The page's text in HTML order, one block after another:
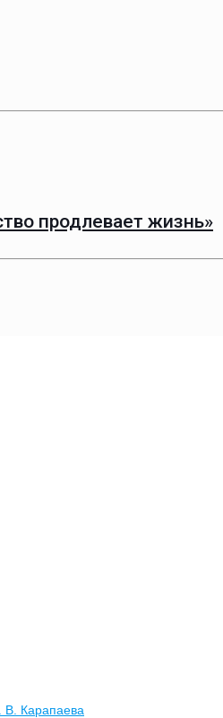
продлевает жизнь»
В. Карапаева